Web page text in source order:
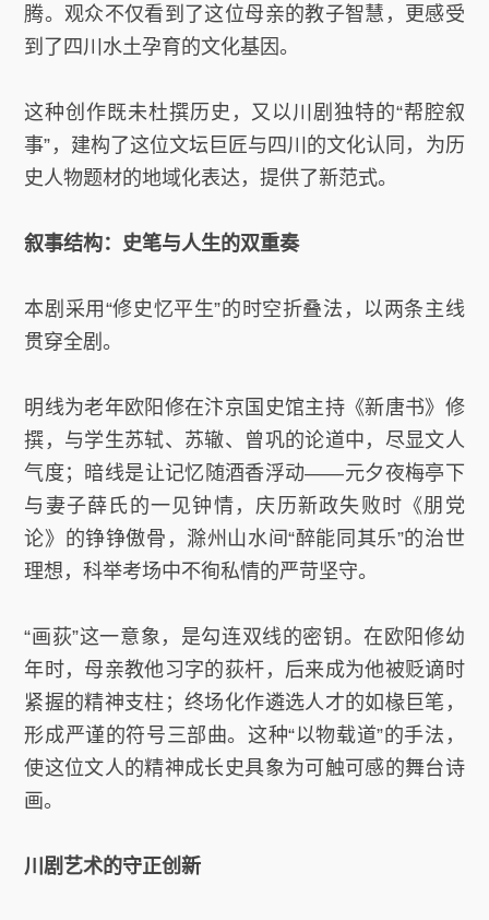
腾。观众不仅看到了这位母亲的教子智慧，更感受
到了四川水土孕育的文化基因。
这种创作既未杜撰历史，又以川剧独特的“帮腔叙
事”，建构了这位文坛巨匠与四川的文化认同，为历
史人物题材的地域化表达，提供了新范式。
叙事结构：史笔与人生的双重奏
本剧采用“修史忆平生”的时空折叠法，以两条主线
贯穿全剧。
明线为老年欧阳修在汴京国史馆主持《新唐书》修
撰，与学生苏轼、苏辙、曾巩的论道中，尽显文人
气度；暗线是让记忆随酒香浮动——元夕夜梅亭下
与妻子薛氏的一见钟情，庆历新政失败时《朋党
论》的铮铮傲骨，滁州山水间“醉能同其乐”的治世
理想，科举考场中不徇私情的严苛坚守。
“画荻”这一意象，是勾连双线的密钥。在欧阳修幼
年时，母亲教他习字的荻杆，后来成为他被贬谪时
紧握的精神支柱；终场化作遴选人才的如椽巨笔，
形成严谨的符号三部曲。这种“以物载道”的手法，
使这位文人的精神成长史具象为可触可感的舞台诗
画。
川剧艺术的守正创新